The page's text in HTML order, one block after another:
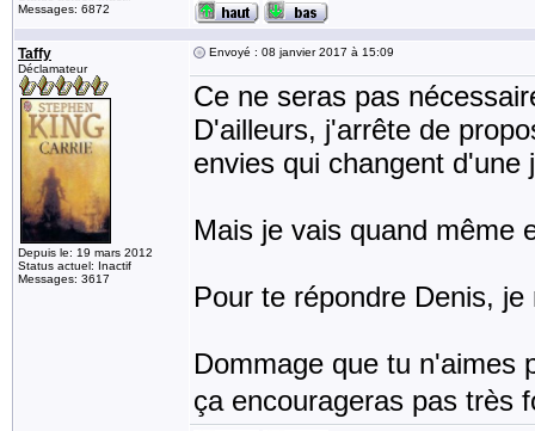
Messages: 6872
Taffy
Déclamateur
Depuis le: 19 mars 2012
Status actuel: Inactif
Messages: 3617
Envoyé : 08 janvier 2017 à 15:09
Ce ne seras pas
D'ailleurs, j'arrête de
envies qui changent d'une
Mais je vais quand même
Pour te répondre Denis,
Dommage que tu n'aimes
ça encourageras pas très